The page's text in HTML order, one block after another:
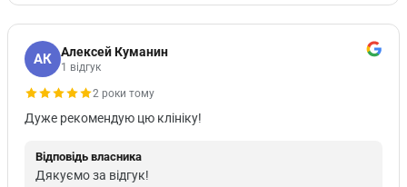
АК Алексей Куманин
1 відгук
2 роки тому
Дуже рекомендую цю клініку!
Відповідь власника
Дякуємо за відгук!